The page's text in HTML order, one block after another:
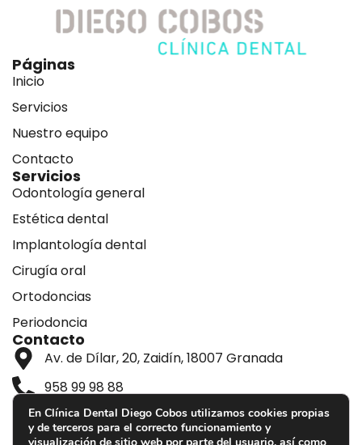
Páginas
Inicio
Servicios
Nuestro equipo
Contacto
Servicios
Odontología general
Estética dental
Implantología dental
Cirugía oral
Ortodoncias
Periodoncia
Contacto
Av. de Dílar, 20, Zaidín, 18007 Granada
958 99 98 88
Lunes a viernes: 9:30 – 13:30 y 16:00 – 20:00
Sábados y domingos: Cerrado
En Clínica Dental Diego Cobos utilizamos cookies propias
y de terceros para el correcto funcionamiento y